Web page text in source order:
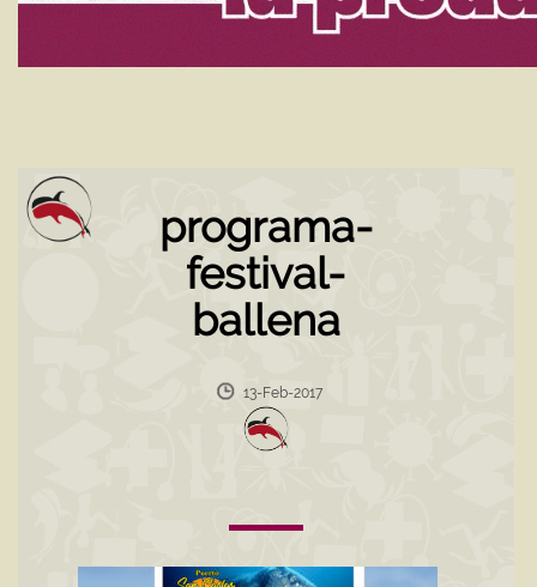
programa-
festival-
ballena
13-Feb-2017